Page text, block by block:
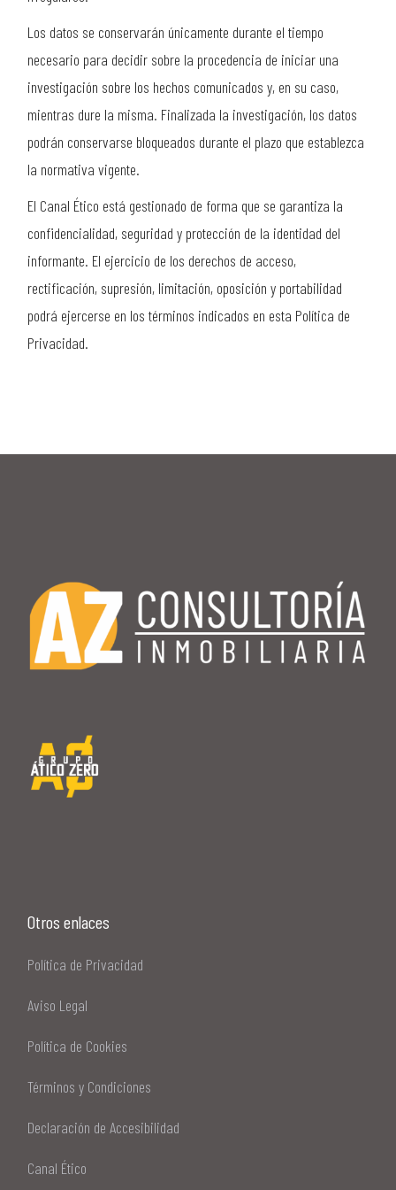
Los datos se conservarán únicamente durante el tiempo
necesario para decidir sobre la procedencia de iniciar una
investigación sobre los hechos comunicados y, en su caso,
mientras dure la misma. Finalizada la investigación, los datos
podrán conservarse bloqueados durante el plazo que establezca
la normativa vigente.
El Canal Ético está gestionado de forma que se garantiza la
confidencialidad, seguridad y protección de la identidad del
informante. El ejercicio de los derechos de acceso,
rectificación, supresión, limitación, oposición y portabilidad
podrá ejercerse en los términos indicados en esta Política de
Privacidad.
Otros enlaces
Política de Privacidad
Aviso Legal
Política de Cookies
Términos y Condiciones
Declaración de Accesibilidad
Canal Ético